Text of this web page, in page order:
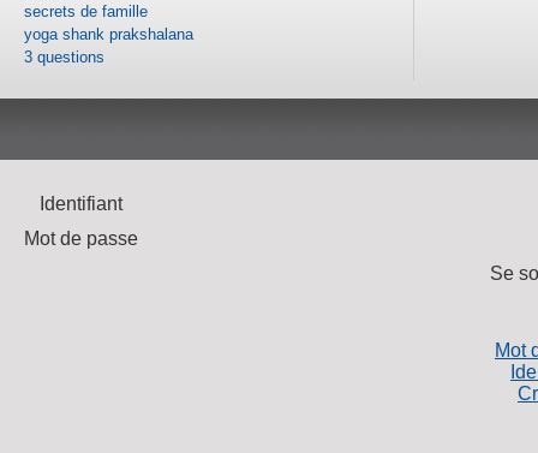
secrets de famille
yoga shank prakshalana
3 questions
Identifiant
Mot de passe
Se
Mot